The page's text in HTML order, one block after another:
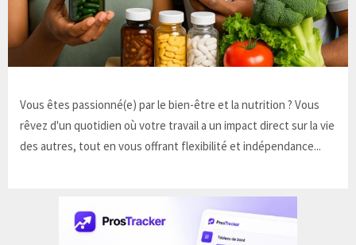
Vous êtes passionné(e) par le bien-être et la nutrition ? Vous
rêvez d'un quotidien où votre travail a un impact direct sur la vie
des autres, tout en vous offrant flexibilité et indépendance...